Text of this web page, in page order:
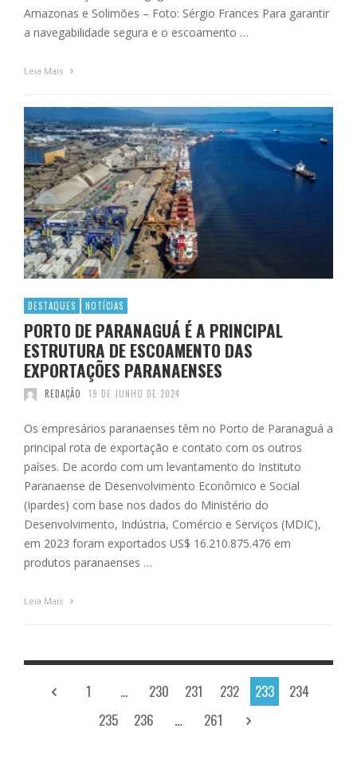
Amazonas e Solimões – Foto: Sérgio Frances Para garantir
a navegabilidade segura e o escoamento …
Leia Mais
DESTAQUES NOTÍCIAS
PORTO DE PARANAGUÁ É A PRINCIPAL
ESTRUTURA DE ESCOAMENTO DAS
EXPORTAÇÕES PARANAENSES
REDAÇÃO 19 DE JUNHO DE 2024
Os empresários paranaenses têm no Porto de Paranaguá a
principal rota de exportação e contato com os outros
países. De acordo com um levantamento do Instituto
Paranaense de Desenvolvimento Econômico e Social
(Ipardes) com base nos dados do Ministério do
Desenvolvimento, Indústria, Comércio e Serviços (MDIC),
em 2023 foram exportados US$ 16.210.875.476 em
produtos paranaenses …
Leia Mais
1 … 230 231 232 233
234
235
236 … 261